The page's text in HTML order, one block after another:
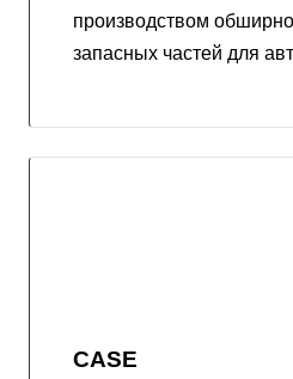
производством
запасных частей для
CASE